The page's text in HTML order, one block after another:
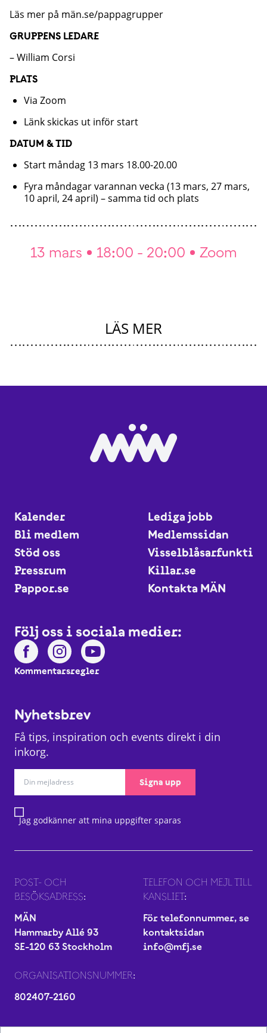
Läs mer på män.se/pappagrupper
GRUPPENS LEDARE
– William Corsi
PLATS
Via Zoom
Länk skickas ut inför start
DATUM & TID
Start måndag 13 mars 18.00-20.00
Fyra måndagar varannan vecka (13 mars, 27 mars,
10 april, 24 april) – samma tid och plats
13 mars 18:00 - 20:00 Zoom
LÄS MER
Kalender
Lediga jobb
Bli medlem
Medlemssidan
Stöd oss
Visselblåsarfunktion
Pressrum
Killar.se
Pappor.se
Kontakta MÄN
Följ oss i sociala medier:
Kommentarsregler
Nyhetsbrev
Få tips, inspiration och events direkt i din
inkorg.
Signa upp
Jag godkänner att mina uppgifter sparas
POST- OCH
BESÖKSADRESS:
MÄN
Hammarby Allé 93
SE-120 63 Stockholm
TELEFON OCH MEJL TILL
KANSLIET:
För telefonnummer, se
kontaktsidan
info@mfj.se
ORGANISATIONSNUMMER:
802407-2160